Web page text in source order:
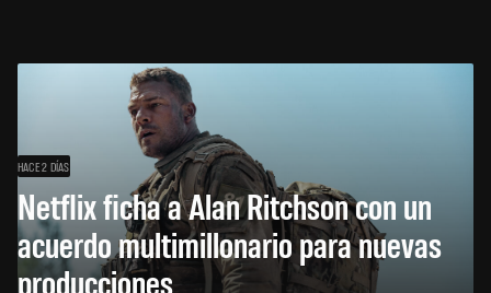
HACE 2 DÍAS
Netflix ficha a Alan Ritchson con un
acuerdo multimillonario para nuevas
producciones